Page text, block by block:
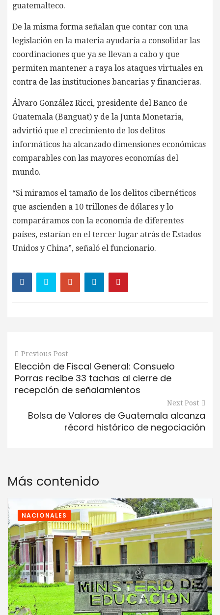
guatemalteco.
De la misma forma señalan que contar con una
legislación en la materia ayudaría a consolidar las
coordinaciones que ya se llevan a cabo y que
permiten mantener a raya los ataques virtuales en
contra de las instituciones bancarias y financieras.
Álvaro González Ricci, presidente del Banco de
Guatemala (Banguat) y de la Junta Monetaria,
advirtió que el crecimiento de los delitos
informáticos ha alcanzado dimensiones económicas
comparables con las mayores economías del
mundo.
“Si miramos el tamaño de los delitos cibernéticos
que ascienden a 10 trillones de dólares y lo
comparáramos con la economía de diferentes
países, estarían en el tercer lugar atrás de Estados
Unidos y China”, señaló el funcionario.
Previous Post
Elección de Fiscal General: Consuelo
Porras recibe 33 tachas al cierre de
recepción de señalamientos
Next Post
Bolsa de Valores de Guatemala alcanza
récord histórico de negociación
Más contenido
NACIONALES